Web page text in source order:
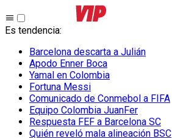
Es tendencia:
Barcelona descarta a Julián
Apodo Enner Boca
Yamal en Colombia
Fortuna Messi
Comunicado de Conmebol a FIFA
Equipo Colombia JuanFer
Respuesta FEF a Barcelona SC
Quién reveló mala alineación BSC